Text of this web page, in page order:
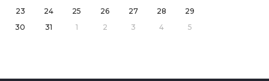
23
24 25 26 27 28
29
30
31 1 2 3 4 5